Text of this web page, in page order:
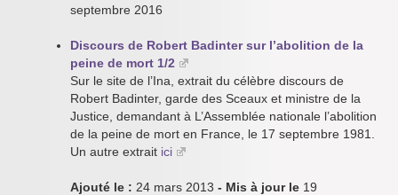
septembre 2016
Discours de Robert Badinter sur l’abolition de la
peine de mort 1/2
Sur le site de l’Ina, extrait du célèbre discours de
Robert Badinter, garde des Sceaux et ministre de la
Justice, demandant à L’Assemblée nationale l’abolition
de la peine de mort en France, le 17 septembre 1981.
Un autre extrait ici
Ajouté le : 24 mars 2013 - Mis à jour le 19